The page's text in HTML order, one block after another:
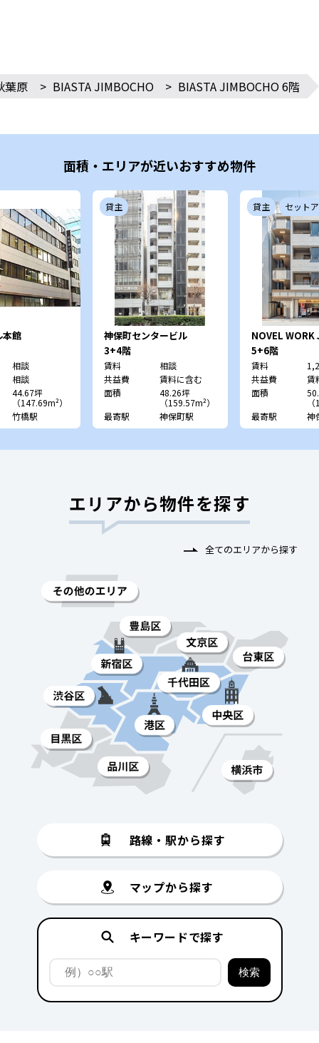
葉原 > BIASTA JIMBOCHO > BIASTA JIMBOCHO 6階
面積・エリアが近いおすすめ物件
本館
相談
相談
44.67坪
（147.69m²）
竹橋駅
貸主
神保町センタービル
3+4階
賃料
相談
共益費
賃料に含む
面積
48.26坪
（159.57m²）
最寄駅
神保町駅
貸主 セット
NOVEL
5+6階
賃料
共益費
賃
面積
最寄駅
神
エリアから物件を探す
全てのエリアから探す
路線・駅から探す
マップから探す
キーワードで探す